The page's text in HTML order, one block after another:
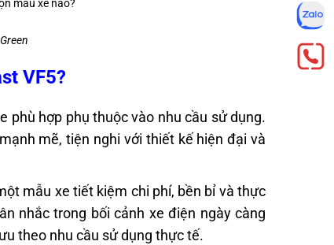
VF5?
phù hợp phụ thuộc vào nhu cầu sử dụng.
mẽ, tiện nghi với thiết kế hiện đại và
mẫu xe tiết kiệm chi phí, bền bỉ và thực
nhắc trong bối cảnh xe điện ngày càng
theo nhu cầu sử dụng thực tế.